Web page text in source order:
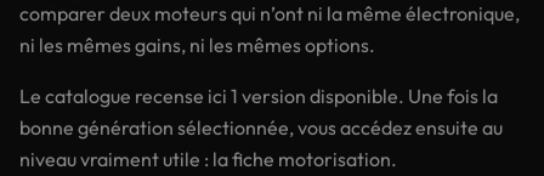
comparer deux moteurs qui n’ont ni la même électronique,
ni les mêmes gains, ni les mêmes options.
Le catalogue recense ici 1 version disponible. Une fois la
bonne génération sélectionnée, vous accédez ensuite au
niveau vraiment utile : la fiche motorisation.